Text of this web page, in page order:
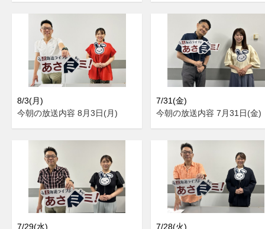
8/3(月)
今朝の放送内容 8月3日(月)
7/31(金)
今朝の放送内容 7月31日(金)
7/29(水)
7/28(火)